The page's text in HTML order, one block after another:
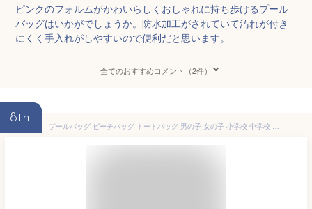
ピンクのフォルムがかわいらしくおしゃれに持ち歩けるプール
バッグはいかがでしょうか。防水加工がされていて汚れが付き
にくく手入れがしやすいので便利だと思います。
全てのおすすめコメント（2件）
8th
プールバッグ ビーチバッグ トートバッグ 男の子 女の子 小学校 中学校 大人 小学生 中学生 おしゃれ メッシュ 学校 男子 女子 リュック ランドセル シンプル 低学年 高学年 軽い かっこいい かわいい キッズ 巾着 軽量 撥水 縦型 シューズケース 送料無料